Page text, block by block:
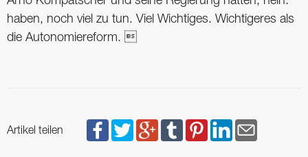
haben, noch viel zu tun. Viel Wichtiges. Wichtigeres als
die Autonomiereform. 
Artikel teilen